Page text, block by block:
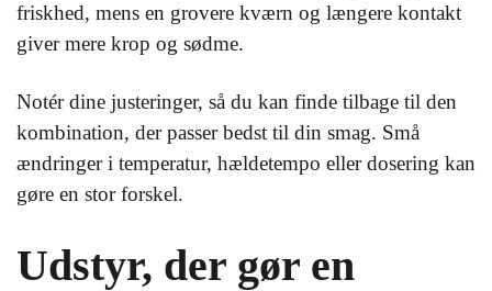
friskhed, mens en grovere kværn og længere kontakt
giver mere krop og sødme.
Notér dine justeringer, så du kan finde tilbage til den
kombination, der passer bedst til din smag. Små
ændringer i temperatur, hældetempo eller dosering kan
gøre en stor forskel.
Udstyr, der gør en